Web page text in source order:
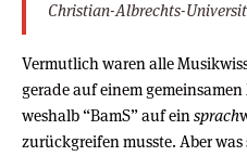
Christian-Albrechts-
Vermutlich waren alle
gerade auf einem
weshalb “BamS” auf einsprach
zurückgreifen musste. Aber was